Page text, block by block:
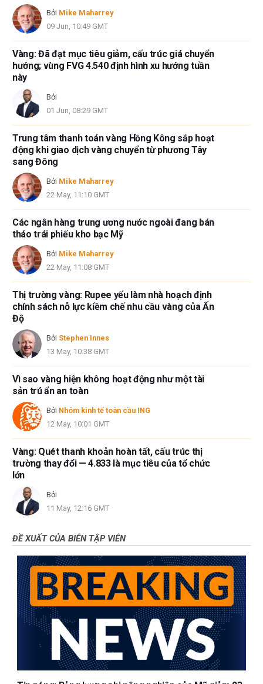
Bởi Mike Maharrey
09 Jun, 10:49 GMT
Vàng: Đã đạt mục tiêu giảm, cấu trúc giá chuyển
hướng; vùng FVG 4.540 định hình xu hướng tuần
này
Bởi
01 Jun, 08:29 GMT
Trung tâm thanh toán vàng Hồng Kông sắp hoạt
động khi giao dịch vàng chuyển từ phương Tây
sang Đông
Bởi Mike Maharrey
22 May, 11:10 GMT
Các ngân hàng trung ương nước ngoài đang bán
tháo trái phiếu kho bạc Mỹ
Bởi Mike Maharrey
22 May, 11:08 GMT
Thị trường vàng: Rupee yếu làm nhà hoạch định
chính sách nỗ lực kiềm chế nhu cầu vàng của Ấn
Độ
Bởi Stephen Innes
13 May, 10:38 GMT
Vì sao vàng hiện không hoạt động như một tài
sản trú ẩn an toàn
Bởi Nhóm kinh tế toàn cầu ING
12 May, 10:01 GMT
Vàng: Quét thanh khoản hoàn tất, cấu trúc thị
trường thay đổi — 4.833 là mục tiêu của tổ chức
lớn
Bởi
11 May, 12:16 GMT
ĐỀ XUẤT CỦA BIÊN TẬP VIÊN